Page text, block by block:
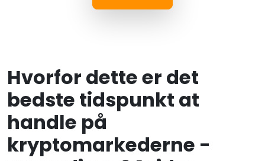
Hvorfor dette er det
bedste tidspunkt at
handle på
kryptomarkederne -